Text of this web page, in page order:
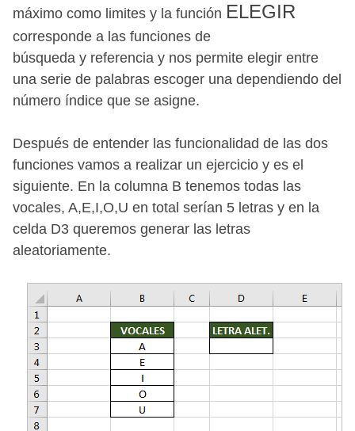
máximo como limites y la función ELEGIR
corresponde a las funciones de
búsqueda y referencia y nos permite elegir entre
una serie de palabras escoger una dependiendo del
número índice que se asigne.
Después de entender las funcionalidad de las dos
funciones vamos a realizar un ejercicio y es el
siguiente. En la columna B tenemos todas las
vocales, A,E,I,O,U en total serían 5 letras y en la
celda D3 queremos generar las letras
aleatoriamente.